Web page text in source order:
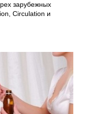
зарубежных
Circulation и